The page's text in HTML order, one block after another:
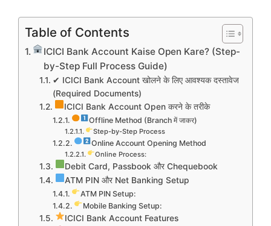
Table of Contents
ICICI Bank Account Kaise Open Kare? (Step-
by-Step Full Process Guide)
✔ ICICI Bank Account खोलने के लिए आवश्यक दस्तावेज
(Required Documents)
ICICI Bank Account Open करने के तरीके
Offline Method (Branch में जाकर)
Step-by-Step Process
Online Account Opening Method
Online Process:
Debit Card, Passbook और Chequebook
ATM PIN और Net Banking Setup
ATM PIN Setup:
Mobile Banking Setup:
ICICI Bank Account Features